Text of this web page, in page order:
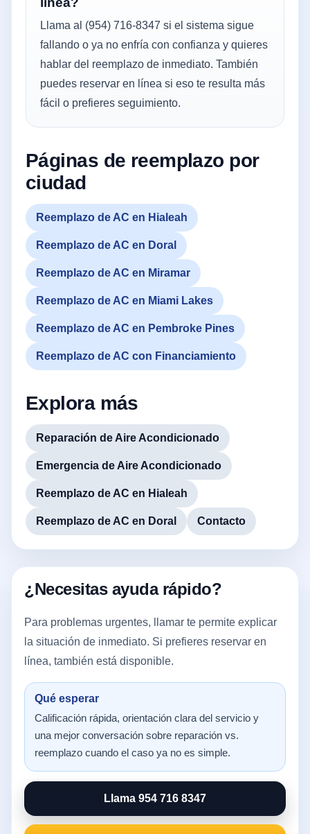
Llama al (954) 716-8347 si el sistema sigue
fallando o ya no enfría con confianza y quieres
hablar del reemplazo de inmediato. También
puedes reservar en línea si eso te resulta más
fácil o prefieres seguimiento.
Páginas de reemplazo por
ciudad
Reemplazo de AC en Hialeah
Reemplazo de AC en Doral
Reemplazo de AC en Miramar
Reemplazo de AC en Miami Lakes
Reemplazo de AC en Pembroke Pines
Reemplazo de AC con Financiamiento
Explora más
Reparación de Aire Acondicionado
Emergencia de Aire Acondicionado
Reemplazo de AC en Hialeah
Reemplazo de AC en Doral Contacto
¿Necesitas ayuda rápido?
Para problemas urgentes, llamar te permite explicar
la situación de inmediato. Si prefieres reservar en
línea, también está disponible.
Qué esperar
Calificación rápida, orientación clara del servicio y
una mejor conversación sobre reparación vs.
reemplazo cuando el caso ya no es simple.
Llama 954 716 8347